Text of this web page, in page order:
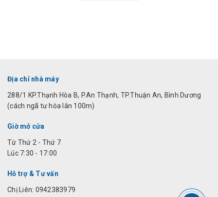
Địa chỉ nhà máy
288/1 KP.Thạnh Hòa B, P.An Thạnh, TP.Thuận An, Bình Dương
(cách ngã tư hòa lân 100m)
Giờ mở cửa
Từ Thứ 2 - Thứ 7
Lúc 7:30 - 17:00
Hỗ trợ & Tư vấn
Chị Liên: 0942383979